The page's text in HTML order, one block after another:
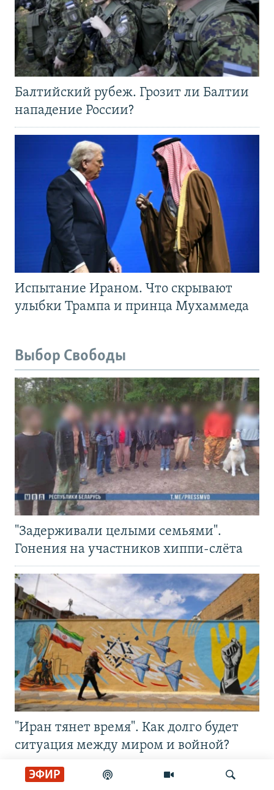
ЭФИР
Балтийский рубеж. Грозит ли Балтии
нападение России?
Испытание Ираном. Что скрывают
улыбки Трампа и принца Мухаммеда
Выбор Свободы
"Задерживали целыми семьями".
Гонения на участников хиппи-слёта
"Иран тянет время". Как долго будет
ситуация между миром и войной?